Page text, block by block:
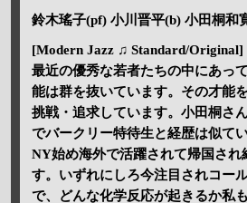
鈴木瑤子(pf) 小川晋平(b) 小田桐和
[Modern Jazz ♫ Standard/Original]
最近の優秀な若者たちの中にあっ
能は群を抜いています。その才能
挑戦・追求しています。小田桐さ
でバークリー特待生と経歴は似て
NY始め海外で活躍されて帰国され
す。いずれにしろ今注目されコー
で、どんな化学反応が起きるか